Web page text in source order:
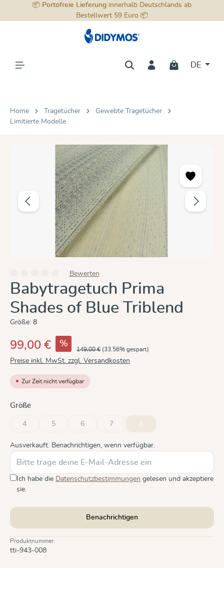
springen
📦 Portofreie Lieferung innerhalb Deutschlands ab
Bestellwert 59 Euro 📦
DE
Home Tragetücher
Gewebte Tragetücher
Limitierte Modelle
Bildergalerie überspringen
Durchschnittliche Bewertung von 0 von 5 Sternen
Bewerten
Babytragetuch Prima
Shades of Blue Triblend
Größe: 8
99,00 € %
149,00 € (33.56% gespart)
Preise inkl. MwSt. zzgl. Versandkosten
Zur Zeit nicht verfügbar
Größeauswählen
4 5 6 7 8
Ausverkauft. Benachrichtigen, wenn verfügbar.
Ich habe die Datenschutzbestimmungen gelesen und akzeptiere
sie.
Benachrichtigen
Produktnummer:
tti-943-008